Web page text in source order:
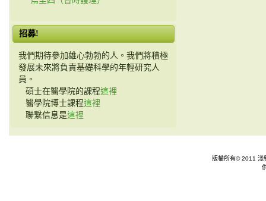
招募!
我們期待參加雄心勃勃的人。我們將積極
發展未來將負責基礎科學的年輕研究人
員。
碩士在醫學院的課程這裡
醫學院博士課程這裡
聯繫信息是這裡
版權所有© 2011 淺